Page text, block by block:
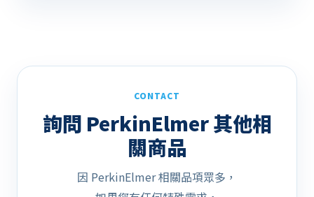
CONTACT
詢問 PerkinElmer 其他相
關商品
因 PerkinElmer 相關品項眾多，